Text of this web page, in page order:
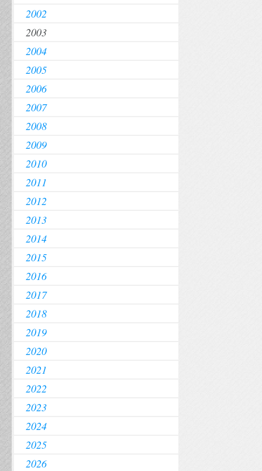
2002
2003
2004
2005
2006
2007
2008
2009
2010
2011
2012
2013
2014
2015
2016
2017
2018
2019
2020
2021
2022
2023
2024
2025
2026